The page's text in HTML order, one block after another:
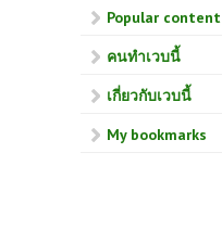
Popular content
คนทำเวบนี้
เกี่ยวกับเวบนี้
My bookmarks